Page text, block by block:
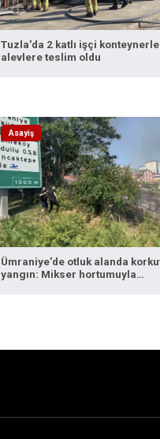
Tuzla’da 2 katlı işçi
alevlere teslim oldu
Asayiş
Ümraniye’de otluk alanda
yangın: Mikser hortumuyla